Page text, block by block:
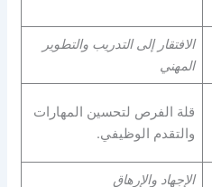
الافتقار إلى التدريب والتطوير
المهني
قلة الفرص لتحسين المهارات
والتقدم الوظيفي.
الإجهاد والإرهاق